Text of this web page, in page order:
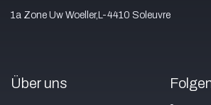
1a Zone Uw Woeller,L-4410 Soleuvre
Über uns